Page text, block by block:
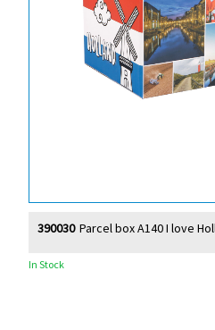
Parcel box A140 I love
390030
In Stock